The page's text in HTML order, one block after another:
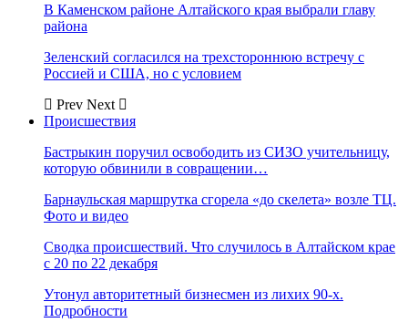
В Каменском районе Алтайского края выбрали главу
района
Зеленский согласился на трехстороннюю встречу с
Россией и США, но с условием
Prev Next
Происшествия
Бастрыкин поручил освободить из СИЗО учительницу,
которую обвинили в совращении…
Барнаульская маршрутка сгорела «до скелета» возле ТЦ.
Фото и видео
Сводка происшествий. Что случилось в Алтайском крае
с 20 по 22 декабря
Утонул авторитетный бизнесмен из лихих 90-х.
Подробности